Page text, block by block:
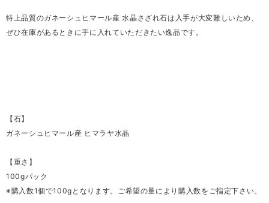
特上品質のガネーシュヒマール産 水晶さざれ石は入手が大変難しいため、
ぜひ在庫があるときに手に入れていただきたい逸品です。
【石】
ガネーシュヒマール産 ヒマラヤ水晶
【重さ】
100gパック
※購入数1個で100gとなります。ご希望の量により購入数をご指定下さい。